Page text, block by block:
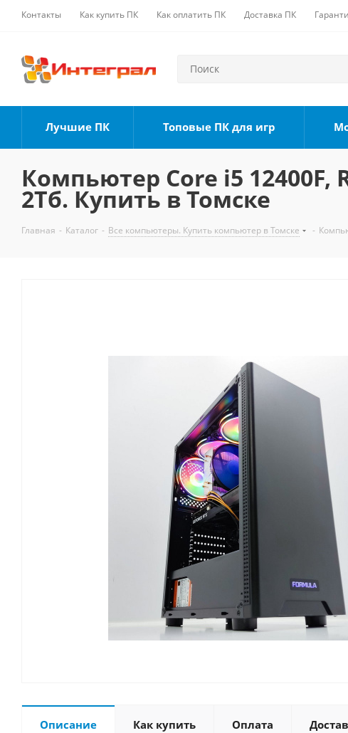
Контакты Как купить ПК Как оплатить ПК Доставка ПК
Лучшие ПК Топовые ПК для игр
Компьютер Core i5 12400F,
2Тб. Купить в Томске
Главная - Каталог - Все компьютеры. Купить компьютер в Томске -
Описание Как купить Оплата